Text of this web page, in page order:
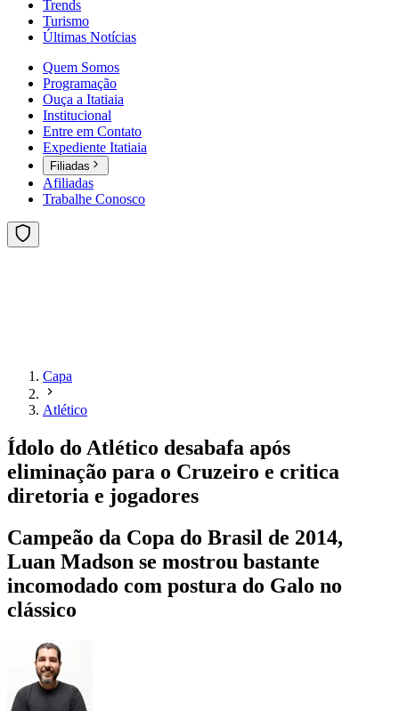
Trends
Turismo
Últimas Notícias
Quem Somos
Programação
Ouça a Itatiaia
Institucional
Entre em Contato
Expediente Itatiaia
Filiadas
Afiliadas
Trabalhe Conosco
Capa
Atlético
Ídolo do Atlético desabafa após
eliminação para o Cruzeiro e critica
diretoria e jogadores
Campeão da Copa do Brasil de 2014,
Luan Madson se mostrou bastante
incomodado com postura do Galo no
clássico